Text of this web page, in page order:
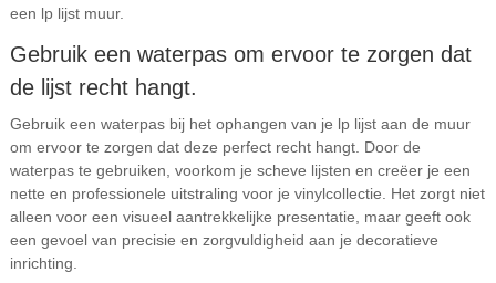
een lp lijst muur.
Gebruik een waterpas om ervoor te zorgen dat
de lijst recht hangt.
Gebruik een waterpas bij het ophangen van je lp lijst aan de muur
om ervoor te zorgen dat deze perfect recht hangt. Door de
waterpas te gebruiken, voorkom je scheve lijsten en creëer je een
nette en professionele uitstraling voor je vinylcollectie. Het zorgt niet
alleen voor een visueel aantrekkelijke presentatie, maar geeft ook
een gevoel van precisie en zorgvuldigheid aan je decoratieve
inrichting.